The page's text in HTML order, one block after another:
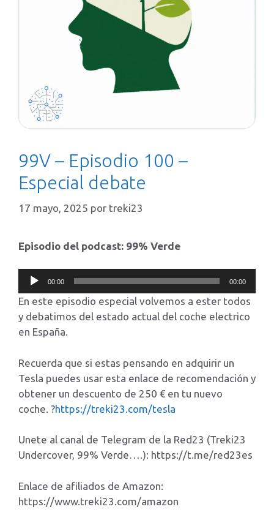
99V – Episodio 100 –
Especial debate
17 mayo, 2025 por treki23
Episodio del podcast: 99% Verde
Reproductor
de
audio
00:00 00:00
En este episodio especial volvemos a ester todos
y debatimos del estado actual del coche electrico
en España.
Recuerda que si estas pensando en adquirir un
Tesla puedes usar esta enlace de recomendación y
obtener un descuento de 250 € en tu nuevo
coche. ?https://treki23.com/tesla
Unete al canal de Telegram de la Red23 (Treki23
Undercover, 99% Verde….): https://t.me/red23es
Enlace de afiliados de Amazon:
https://www.treki23.com/amazon